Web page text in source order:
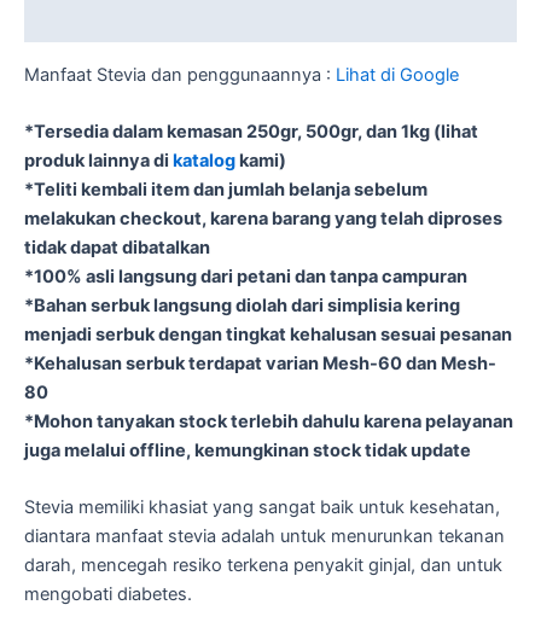
Manfaat Stevia dan penggunaannya : Lihat di Google
*Tersedia dalam kemasan 250gr, 500gr, dan 1kg (lihat
produk lainnya di katalogkami)
*Teliti kembali item dan jumlah belanja sebelum
melakukan checkout, karena barang yang telah diproses
tidak dapat dibatalkan
*100% asli langsung dari petani dan tanpa campuran
*Bahan serbuk langsung diolah dari simplisia kering
menjadi serbuk dengan tingkat kehalusan sesuai pesanan
*Kehalusan serbuk terdapat varian Mesh-60 dan Mesh-
80
*Mohon tanyakan stock terlebih dahulu karena pelayanan
juga melalui offline, kemungkinan stock tidak update
Stevia memiliki khasiat yang sangat baik untuk kesehatan,
diantara manfaat stevia adalah untuk menurunkan tekanan
darah, mencegah resiko terkena penyakit ginjal, dan untuk
mengobati diabetes.